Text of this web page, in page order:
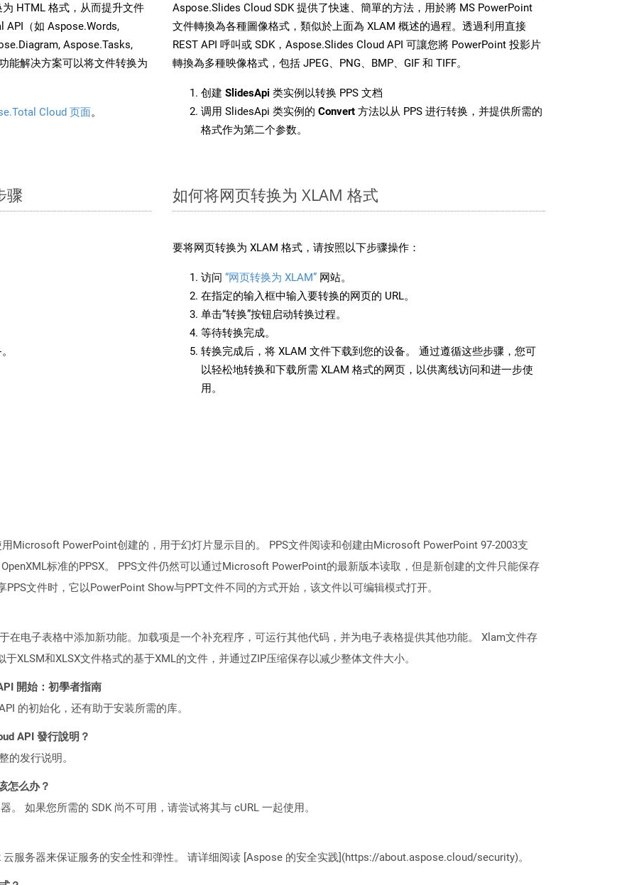
HTML 格式，从而提升文件
API（如 Aspose.Words,
Aspose.Tasks,
能解决方案可以将文件转换为
Cloud 页面。
Aspose.Slides Cloud SDK 提供了快速、簡單的方法，用於將 MS PowerPoint
文件轉換為各種圖像格式，類似於上面為 XLAM 概述的過程。透過利用直接
REST API 呼叫或 SDK，Aspose.Slides Cloud API 可讓您將 PowerPoint 投影片
轉換為多種映像格式，包括 JPEG、PNG、BMP、GIF 和 TIFF。
创建 SlidesApi 类实例以转换 PPS 文档
调用 SlidesApi 类实例的 Convert 方法以从 PPS 进行转换，并提供所需的
格式作为第二个参数。
骤 如何将网页转换为 XLAM 格式
要将网页转换为 XLAM 格式，请按照以下步骤操作：
访问 “网页转换为 XLAM” 网站。
在指定的输入框中输入要转换的网页的 URL。
单击“转换”按钮启动转换过程。
等待转换完成。
转换完成后，将 XLAM 文件下载到您的设备。 通过遵循这些步骤，您可
以轻松地转换和下载所需 XLAM 格式的网页，以供离线访问和进一步使
用。
Microsoft PowerPoint创建的，用于幻灯片显示目的。 PPS文件阅读和创建由Microsoft PowerPoint 97-2003支
标准的PPSX。 PPS文件仍然可以通过Microsoft PowerPoint的最新版本读取，但是新创建的文件只能保存
文件时，它以PowerPoint Show与PPT文件不同的方式开始，该文件以可编辑模式打开。
在电子表格中添加新功能。加载项是一个补充程序，可运行其他代码，并为电子表格提供其他功能。 Xlam文件存
XLSM和XLSX文件格式的基于XML的文件，并通过ZIP压缩保存以减少整体文件大小。
開始：初學者指南
的初始化，还有助于安装所需的库。
API 發行說明？
的发行说明。
怎么办？
如果您所需的 SDK 尚不可用，请尝试将其与 cURL 一起使用。
服务器来保证服务的安全性和弹性。 请详细阅读 [Aspose 的安全实践](https://about.aspose.cloud/security)。